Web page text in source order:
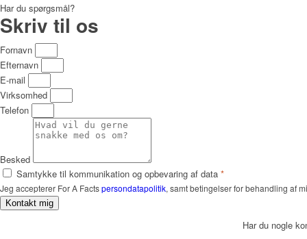
Har du spørgsmål?
Skriv til os
Fornavn
Efternavn
E-mail
Virksomhed
Telefon
Besked
Samtykke til kommunikation og opbevaring af data *
Jeg accepterer For A Factspersondatapolitik, samt betingelser for behandling af
Kontakt mig
Har du nogle